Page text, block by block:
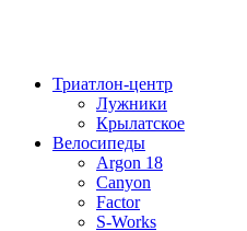
Триатлон-центр
Лужники
Крылатское
Велосипеды
Argon 18
Canyon
Factor
S-Works